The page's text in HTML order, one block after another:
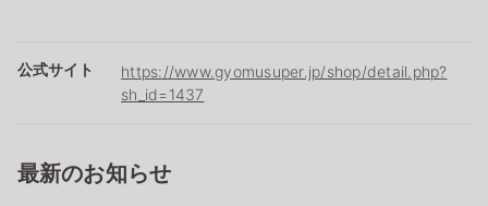
公式サイト
https://www.gyomusuper.jp/shop/detail.php?
sh_id=1437
最新のお知らせ